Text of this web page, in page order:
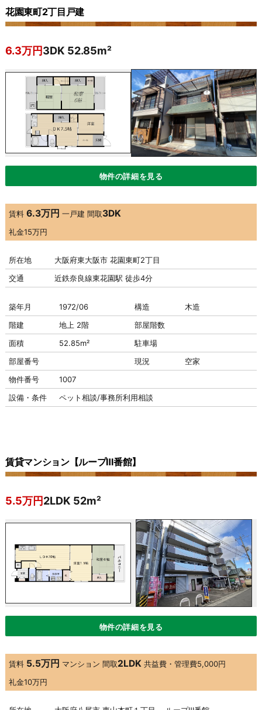
花園東町2丁目戸建
6.3万円3DK 52.85m²
物件の詳細を見る
賃料 6.3万円一戸建 間取3DK
礼金15万円
所在地
大阪府東大阪市 花園東町2丁目
交通
近鉄奈良線東花園駅 徒歩4分
築年月 1972/06 構造
木造
階建
地上 2階
部屋階数
面積
52.85m²
駐車場
部屋番号
現況
空家
物件番号
1007
設備・条件
ペット相談/事務所利用相談
賃貸マンション【ループⅢ番館】
5.5万円2LDK 52m²
物件の詳細を見る
賃料 5.5万円 マンション 間取2LDK 共益費・管理費5,000円
礼金10万円